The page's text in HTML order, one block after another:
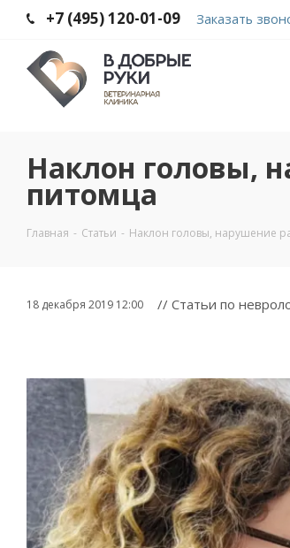
+7 (495) 120-01-09 Заказать
Наклон головы,
питомца
Главная - Статьи - Наклон головы, нарушение
18 декабря 2019 12:00 // Статьи по